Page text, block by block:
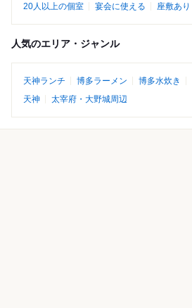
20人以上の個室
宴会に使える 座敷あり
人気のエリア・ジャンル
天神ランチ 博多ラーメン 博多水炊き
天神
太宰府・大野城周辺